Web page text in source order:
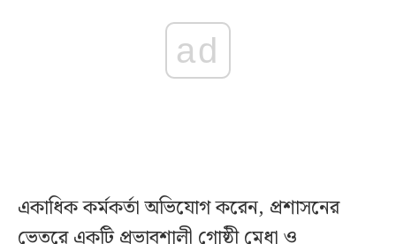
ad
একাধিক কর্মকর্তা অভিযোগ করেন, প্রশাসনের